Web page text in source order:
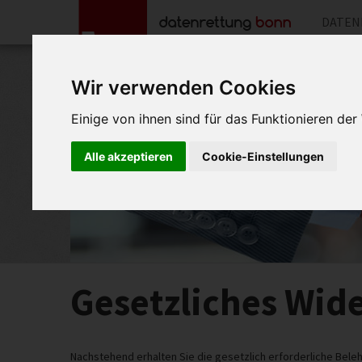
Wir verwenden Cookies
Einige von ihnen sind für das Funktionieren
Alle akzeptieren Cookie-Einstellungen
Gesetzliches
Nachstehend erhalten Sie die gesetzlich erforderliche